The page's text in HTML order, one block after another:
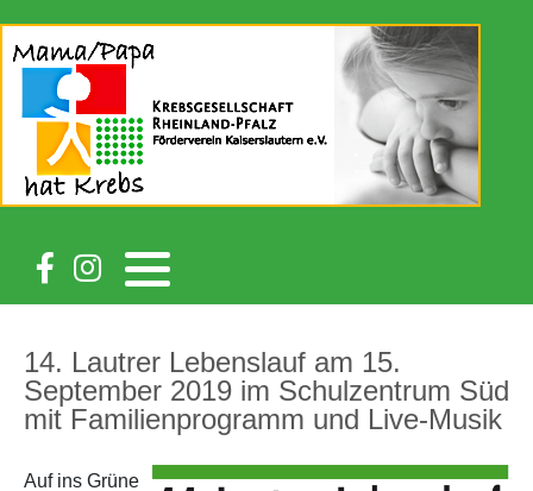
14. Lautrer Lebenslauf am 15.
September 2019 im Schulzentrum Süd
mit Familienprogramm und Live-Musik
Auf ins Grüne